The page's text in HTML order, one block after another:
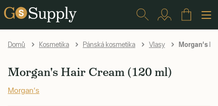
Domů Kosmetika Pánská kosmetika Vlasy Morgan's
Morgan's Hair Cream (120 ml)
Morgan's